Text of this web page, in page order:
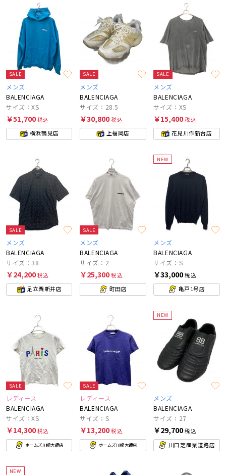
SALE
メンズ
BALENCIAGA
サイズ：XS
￥51,700税込
横浜鶴見店
SALE
メンズ
BALENCIAGA
サイズ：28.5
￥30,800税込
上福岡店
SALE
メンズ
BALENCIAGA
サイズ：XS
￥15,400税込
花見川作新台店
SALE
メンズ
BALENCIAGA
サイズ：38
￥24,200税込
足立西新井店
SALE
メンズ
BALENCIAGA
サイズ：2
￥25,300税込
町田店
NEW
メンズ
BALENCIAGA
サイズ：S
￥33,000税込
亀戸1号店
SALE
レディース
BALENCIAGA
サイズ：XS
￥14,300税込
ホームズ川崎大師店
SALE
レディース
BALENCIAGA
サイズ：S
￥13,200税込
ホームズ川崎大師店
NEW
メンズ
BALENCIAGA
サイズ：27
￥29,700税込
川口芝産業道路店
NEW